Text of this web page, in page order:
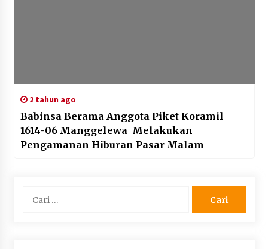
2 tahun ago
Babinsa Berama Anggota Piket Koramil
1614-06 Manggelewa Melakukan
Pengamanan Hiburan Pasar Malam
untuk: